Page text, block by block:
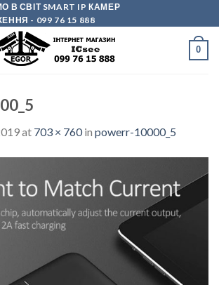
СВІТ SMART IP КАМЕР
- 099 76 15 888
0
at 703 × 760in powerr-10000_5